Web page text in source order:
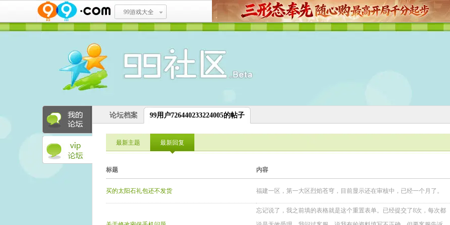
99游戏大全
论坛档案 99用户726440233224005的帖子
最新主题 最新回复
标题 内容
买的太阳石礼包还不发货 福建一区，第一大区烈焰苍穹，目前显示还在审核中，已经一个月了。
忘记说了，我之前填的表格就是这个重置表单。已经提交了8次，每次都